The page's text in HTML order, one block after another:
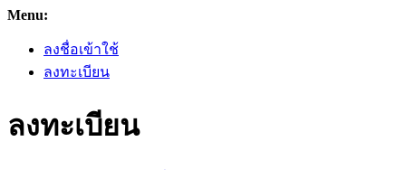
Menu:
ลงชื่อเข้าใช้
ลงทะเบียน
ลงทะเบียน